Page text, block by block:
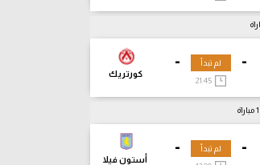
-
-
كورتريك
لم تبدأ
-
-
أستون فيلا
لم تبدأ